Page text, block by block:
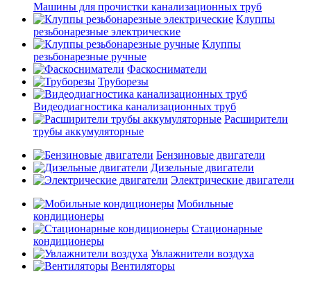
Машины для прочистки канализационных труб
Клуппы
резьбонарезные электрические
Клуппы
резьбонарезные ручные
Фаскосниматели
Труборезы
Видеодиагностика канализационных труб
Расширители
трубы аккумуляторные
Бензиновые двигатели
Дизельные двигатели
Электрические двигатели
Мобильные
кондиционеры
Стационарные
кондиционеры
Увлажнители воздуха
Вентиляторы